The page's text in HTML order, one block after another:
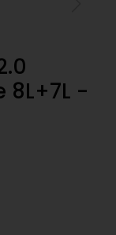
8L+7L -